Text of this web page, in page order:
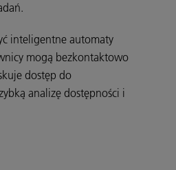
inteligentne automaty
mogą bezkontaktowo
dostęp do
analizę dostępności i